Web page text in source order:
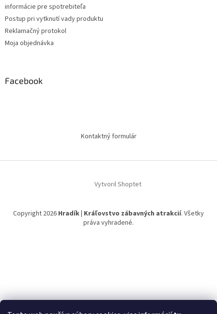
informácie pre spotrebiteľa
Postup pri vytknutí vady produktu
Reklamačný protokol
Moja objednávka
Facebook
Kontaktný formulár
Vytvoril Shoptet
Copyright 2026 Hradík | Kráľovstvo zábavných atrakcií. Všetky
práva vyhradené.